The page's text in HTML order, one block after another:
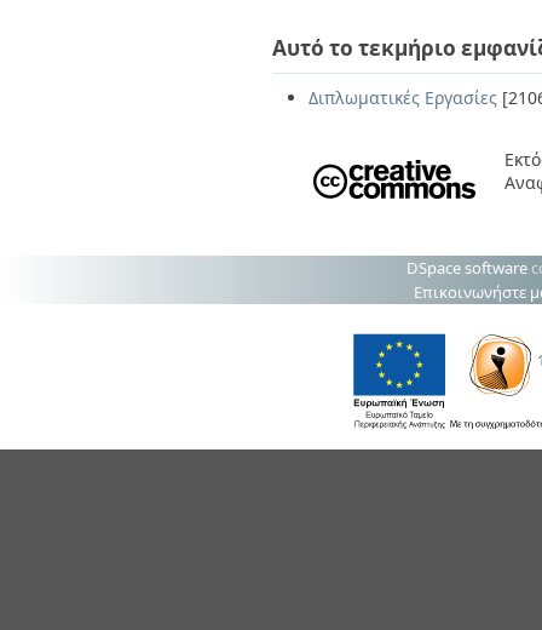
Αυτό το τεκμήριο
Διπλωματικές Εργασίες
DSpace software
Επικοινωνήστε